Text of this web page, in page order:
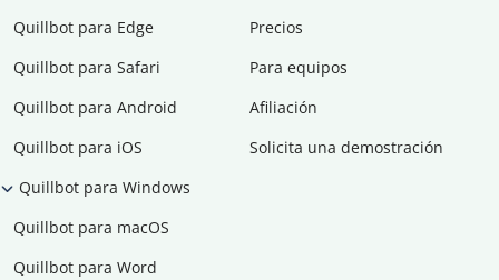
Quillbot para Edge
Quillbot para Safari
Quillbot para Android
Quillbot para iOS
Quillbot para Windows
Quillbot para macOS
Quillbot para Word
Precios
Para equipos
Afiliación
Solicita una demostración